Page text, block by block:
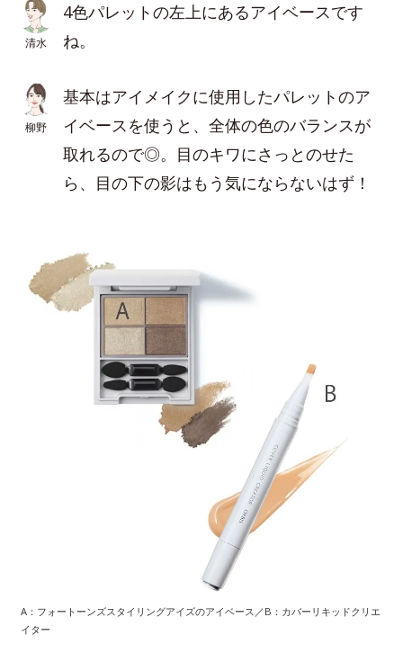
清水
4色パレットの左上にあるアイベースです
ね。
柳野
基本はアイメイクに使用したパレットのア
イベースを使うと、全体の色のバランスが
取れるので◎。目のキワにさっとのせた
ら、目の下の影はもう気にならないはず！
A：フォートーンズスタイリングアイズのアイベース／B：カバーリキッドクリエ
イター